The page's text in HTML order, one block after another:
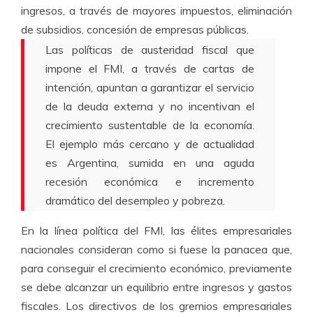
ingresos, a través de mayores impuestos, eliminación
de subsidios, concesión de empresas públicas.
Las políticas de austeridad fiscal que
impone el FMI, a través de cartas de
intención, apuntan a garantizar el servicio
de la deuda externa y no incentivan el
crecimiento sustentable de la economía.
El ejemplo más cercano y de actualidad
es Argentina, sumida en una aguda
recesión económica e incremento
dramático del desempleo y pobreza.
En la línea política del FMI, las élites empresariales
nacionales consideran como si fuese la panacea que,
para conseguir el crecimiento económico, previamente
se debe alcanzar un equilibrio entre ingresos y gastos
fiscales. Los directivos de los gremios empresariales